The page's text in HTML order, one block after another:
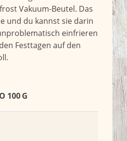
Vakuum-Beutel. Das
und du kannst sie darin
einfrieren
Festtagen auf den
100 G